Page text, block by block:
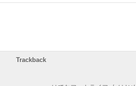
Trackback